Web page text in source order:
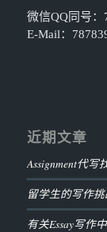
微信QQ同号：
E-Mail：
近期文章
Assignment代写
留学生的写作
有关Essay写作